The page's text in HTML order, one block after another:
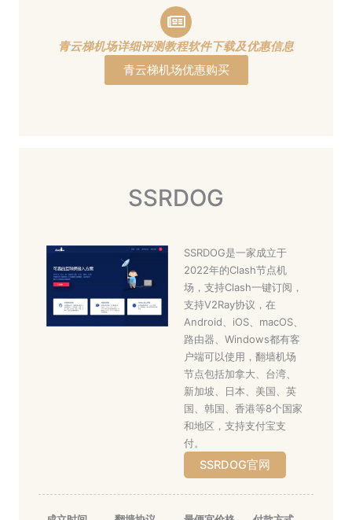
青云梯机场详细评测教程软件下载及优惠信息
青云梯机场优惠购买
SSRDOG
SSRDOG是一家成立于
2022年的Clash节点机
场，支持Clash一键订阅，
支持V2Ray协议，在
Android、iOS、macOS、
路由器、Windows都有客
户端可以使用，翻墙机场
节点包括加拿大、台湾、
新加坡、日本、美国、英
国、韩国、香港等8个国家
和地区，支持支付宝支
付。
SSRDOG官网